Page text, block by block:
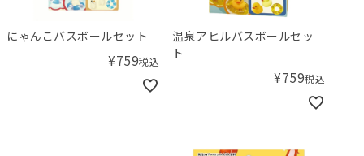
にゃんこバスボールセット
¥759税込
温泉アヒルバスボールセッ
ト
¥759税込